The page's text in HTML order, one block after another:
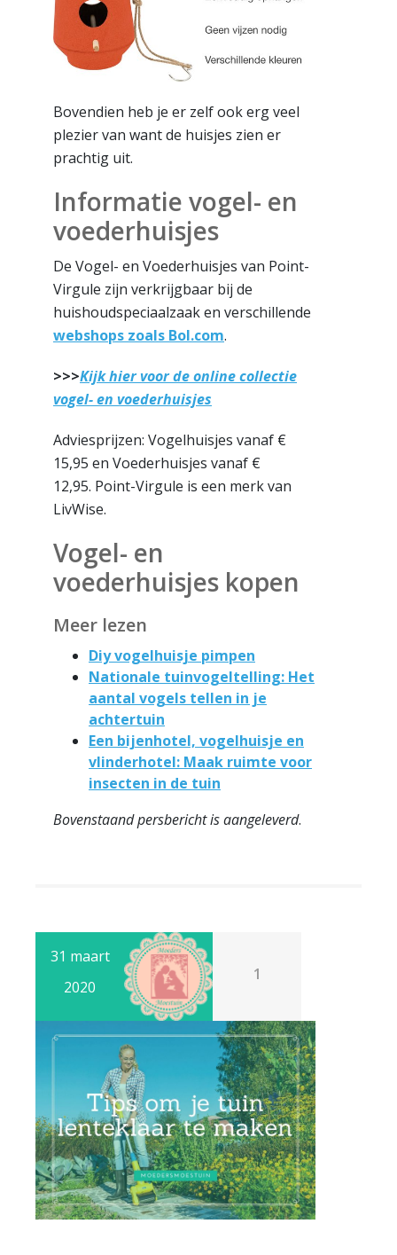
Bovendien heb je er zelf ook erg veel
plezier van want de huisjes zien er
prachtig uit.
Informatie vogel- en
voederhuisjes
De Vogel- en Voederhuisjes van Point-
Virgule zijn verkrijgbaar bij de
huishoudspeciaalzaak en verschillende
webshops zoals Bol.com.
>>>Kijk hier voor de online collectie
vogel- en voederhuisjes
Adviesprijzen: Vogelhuisjes vanaf €
15,95 en Voederhuisjes vanaf €
12,95. Point-Virgule is een merk van
LivWise.
Vogel- en
voederhuisjes kopen
Meer lezen
Diy vogelhuisje pimpen
Nationale tuinvogeltelling: Het
aantal vogels tellen in je
achtertuin
Een bijenhotel, vogelhuisje en
vlinderhotel: Maak ruimte voor
insecten in de tuin
Bovenstaand persbericht is aangeleverd.
31 maart
2020
1